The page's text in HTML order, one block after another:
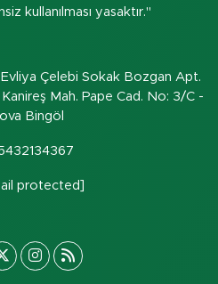
kullanılması yasaktır."
Evliya Çelebi Sokak Bozgan Apt.
Mah. Pape Cad. No: 3/C -
Bingöl
protected]